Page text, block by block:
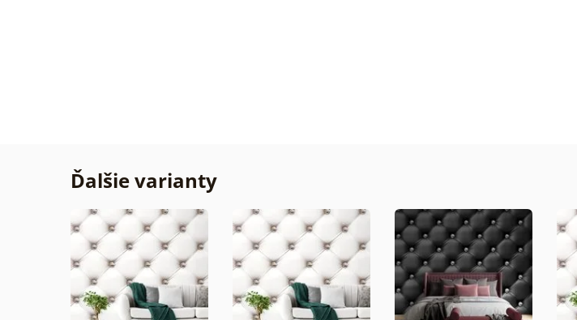
Ďalšie varianty